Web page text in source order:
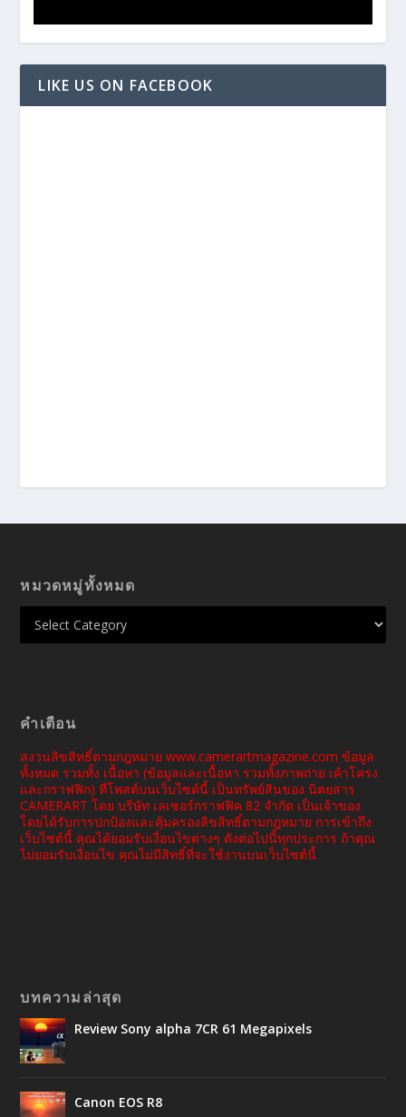
LIKE US ON FACEBOOK
หมวดหมู่ทั้งหมด
คำเตือน
สงวนลิขสิทธิ์ตามกฎหมาย www.camerartmagazine.com ข้อมูล
ทั้งหมด รวมทั้ง เนื้อหา (ข้อมูลและเนื้อหา รวมทั้งภาพถ่าย เค้าโครง
และกราฟฟิก) ที่โพสต์บนเว็บไซต์นี้ เป็นทรัพย์สินของ นิตยสาร
CAMERART โดย บริษัท เลเซอร์กราฟฟิค 82 จำกัด เป็นเจ้าของ
โดยได้รับการปกป้องและคุ้มครองลิขสิทธิ์ตามกฎหมาย การเข้าถึง
เว็บไซต์นี้ คุณได้ยอมรับเงื่อนไขต่างๆ ดังต่อไปนี้ทุกประการ ถ้าคุณ
ไม่ยอมรับเงื่อนไข คุณไม่มีสิทธิ์ที่จะใช้งานบนเว็บไซต์นี้
บทความล่าสุด
Review Sony alpha 7CR 61 Megapixels
Canon EOS R8